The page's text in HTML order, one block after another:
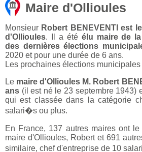
Maire d'Ollioules
Monsieur Robert BENEVENTI est
d'Ollioules. Il a été élu maire de
des dernières élections
2020 et pour une durée de 6 ans.
Les prochaines élections
Le maire d'Ollioules M. Robert
ans (il est né le 23 septembre 1943)
qui est classée dans la catégorie
salari�s ou plus.
En France, 137 autres maires ont
maire d'Ollioules, Robert et 691
similaire, chef d'entreprise de 10